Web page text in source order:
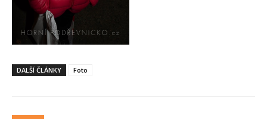
DALŠÍ ČLÁNKY Foto